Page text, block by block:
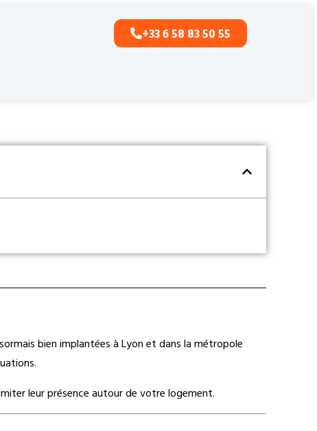
+33 6 58 83 50 55
bien implantées à Lyon et dans la métropole
leur présence autour de votre logement.